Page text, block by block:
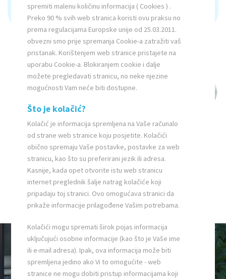
SUPREMEPRESTIGE
spremiti malenu količinu informacija ( Cookies ) .
Preko 90 % svih web stranica koristi ovu praksu no
prema regulacijama Europske unije od 25.03.2011.
obvezni smo prije spremanja Cookie-a zatražiti vaš
pristanak. Korištenjem web stranice pristajete na
uporabu Cookie-a. Blokiranjem cookie i dalje
možete pregledavati stranicu, no neke njezine
mogućnosti Vam neće biti dostupne.
Što je kolačić?
Kolačić je informacija spremljena na Vaše računalo
od strane web stranice koju posjetite. Kolačići
obično spremaju Vaše postavke, postavke za web
stranicu, kao što su preferirani jezik ili adresa.
Kasnije, kada opet otvorite istu web stranicu
internet preglednik šalje natrag kolačiće koji
pripadaju toj stranici. Ovo omogućava stranici da
prikaže informacije prilagođene Vašim potrebama.
Kolačići mogu spremati širok pojas informacija
uključujući osobne informacije (kao što je Vaše ime
ili e-mail adresa). Ipak, ova informacija može biti
spremljena jedino ako Vi to omogućite - web
stranice ne mogu dobiti pristup informacijama koji